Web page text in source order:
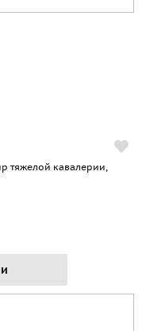
тяжелой кавалерии,